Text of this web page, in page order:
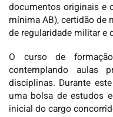
documentos originais e
mínima AB), certidão de
de regularidade militar e
O curso de
contemplando aulas
disciplinas. Durante
uma bolsa de estudos
inicial do cargo